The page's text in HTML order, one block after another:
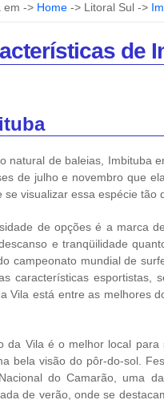
em -> Home -> Litoral Sul ->
de
natural de baleias, Imbituba
de julho e novembro que
se visualizar essa espécie tão
de opções é a marca
e tranqüilidade
campeonato mundial de
características esportistas,
Vila está entre as melhores
da Vila é o melhor local
bela visão do pôr-do-sol.
do Camarão, uma
de verão, onde se